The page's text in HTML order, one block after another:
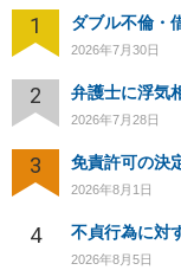
1
2026年7月30日
2 弁護士に浮気
2026年7月28日
3 免責許可の決
2026年8月1日
4
2026年8月5日